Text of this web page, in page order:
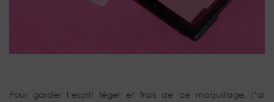
Pour garder l’esprit léger et frais de ce maquillage, j’ai